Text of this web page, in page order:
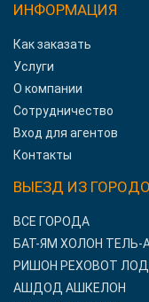
ИНФОРМАЦИЯ
Как заказать
Услуги
О компании
Сотрудничество
Вход для агентов
Контакты
ВЫЕЗД ИЗ
ВСЕ ГОРОДА
БАТ-ЯМ ХОЛОН ТЕЛЬ-
РИШОН РЕХОВОТ ЛОД
АШДОД АШКЕЛОН